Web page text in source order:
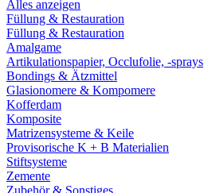
Alles anzeigen
Füllung & Restauration
Füllung & Restauration
Amalgame
Artikulationspapier, Occlufolie, -sprays
Bondings & Ätzmittel
Glasionomere & Kompomere
Kofferdam
Komposite
Matrizensysteme & Keile
Provisorische K + B Materialien
Stiftsysteme
Zemente
Zubehör & Sonstiges